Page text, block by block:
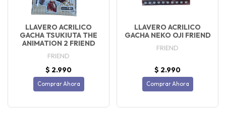
LLAVERO ACRILICO
GACHA TSUKIUTA THE
ANIMATION 2 FRIEND
FRIEND
$ 2.990
Comprar Ahora
LLAVERO ACRILICO
GACHA NEKO OJI FRIEND
FRIEND
$ 2.990
Comprar Ahora